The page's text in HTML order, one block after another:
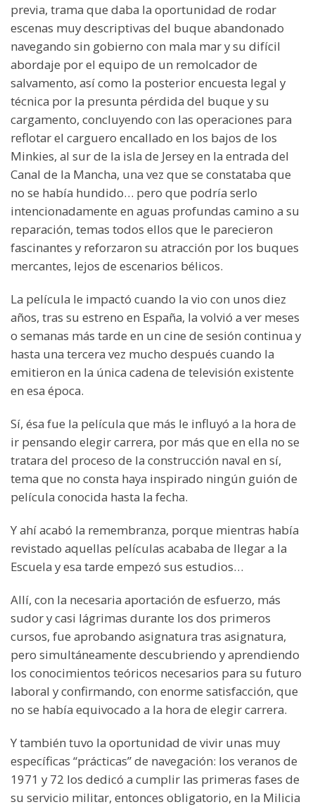
previa, trama que daba la oportunidad de rodar
escenas muy descriptivas del buque abandonado
navegando sin gobierno con mala mar y su difícil
abordaje por el equipo de un remolcador de
salvamento, así como la posterior encuesta legal y
técnica por la presunta pérdida del buque y su
cargamento, concluyendo con las operaciones para
reflotar el carguero encallado en los bajos de los
Minkies, al sur de la isla de Jersey en la entrada del
Canal de la Mancha, una vez que se constataba que
no se había hundido… pero que podría serlo
intencionadamente en aguas profundas camino a su
reparación, temas todos ellos que le parecieron
fascinantes y reforzaron su atracción por los buques
mercantes, lejos de escenarios bélicos.
La película le impactó cuando la vio con unos diez
años, tras su estreno en España, la volvió a ver meses
o semanas más tarde en un cine de sesión continua y
hasta una tercera vez mucho después cuando la
emitieron en la única cadena de televisión existente
en esa época.
Sí, ésa fue la película que más le influyó a la hora de
ir pensando elegir carrera, por más que en ella no se
tratara del proceso de la construcción naval en sí,
tema que no consta haya inspirado ningún guión de
película conocida hasta la fecha.
Y ahí acabó la remembranza, porque mientras había
revistado aquellas películas acababa de llegar a la
Escuela y esa tarde empezó sus estudios…
Allí, con la necesaria aportación de esfuerzo, más
sudor y casi lágrimas durante los dos primeros
cursos, fue aprobando asignatura tras asignatura,
pero simultáneamente descubriendo y aprendiendo
los conocimientos teóricos necesarios para su futuro
laboral y confirmando, con enorme satisfacción, que
no se había equivocado a la hora de elegir carrera.
Y también tuvo la oportunidad de vivir unas muy
específicas “prácticas” de navegación: los veranos de
1971 y 72 los dedicó a cumplir las primeras fases de
su servicio militar, entonces obligatorio, en la Milicia